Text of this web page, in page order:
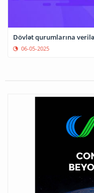
Dövlət qurumlarına
06-05-2025